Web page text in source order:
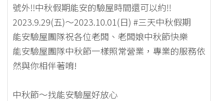
號外‼中秋假期能安的驗屋時間還可以約‼
2023.9.29(五)～2023.10.01(日) #三天中秋假期
能安驗屋團隊祝各位老闆、老闆娘中秋節快樂
能安驗屋團隊中秋節一樣照常營業，專業的服務依
然與你相伴著唷!
中秋節～找能安驗屋好放心